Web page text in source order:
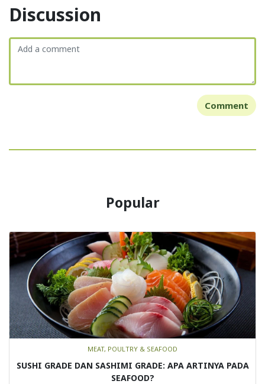
Discussion
Comment
Popular
MEAT, POULTRY & SEAFOOD
SUSHI GRADE DAN SASHIMI GRADE: APA ARTINYA PADA
SEAFOOD?